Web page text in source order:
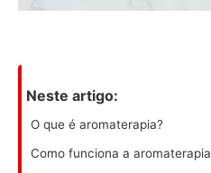
Neste artigo:
O que é aromaterapia?
Como funciona a aromaterapia